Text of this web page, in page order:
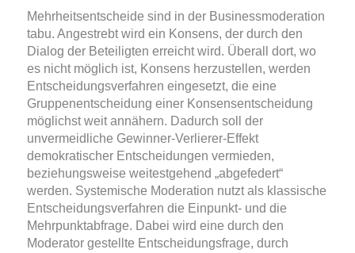
Mehrheitsentscheide sind in der Businessmoderation
tabu. Angestrebt wird ein Konsens, der durch den
Dialog der Beteiligten erreicht wird. Überall dort, wo
es nicht möglich ist, Konsens herzustellen, werden
Entscheidungsverfahren eingesetzt, die eine
Gruppenentscheidung einer Konsensentscheidung
möglichst weit annähern. Dadurch soll der
unvermeidliche Gewinner-Verlierer-Effekt
demokratischer Entscheidungen vermieden,
beziehungsweise weitestgehend „abgefedert“
werden. Systemische Moderation nutzt als klassische
Entscheidungsverfahren die Einpunkt- und die
Mehrpunktabfrage. Dabei wird eine durch den
Moderator gestellte Entscheidungsfrage, durch